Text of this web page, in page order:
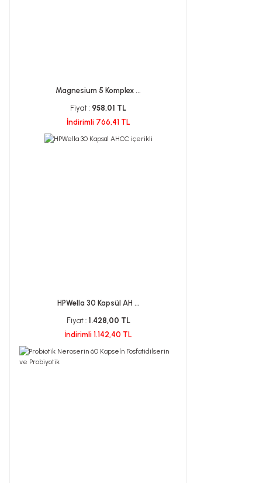
Magnesium 5 Komplex ...
Fiyat : 958,01 TL
İndirimli 766,41 TL
HPWella 30 Kapsül AH ...
Fiyat : 1.428,00 TL
İndirimli 1.142,40 TL